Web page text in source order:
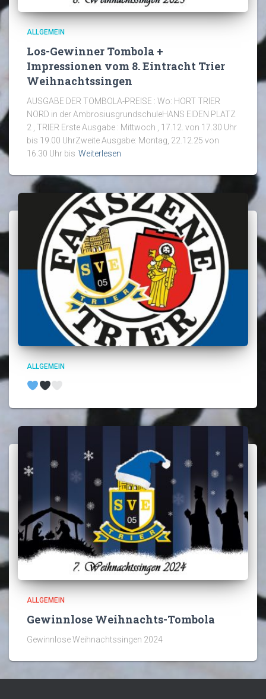
ALLGEMEIN
Los-Gewinner Tombola +
Impressionen vom 8. Eintracht Trier
Weihnachtssingen
AUSGABE DER TOMBOLA-PREISE : Wo: HORT TRIER
NORD in der AmbrosiusgrundschuleHANS EIDEN PLATZ
2 , TRIER Erste Ausgabe : Mittwoch , 17.12. von 17.30 Uhr
bis 19.00 UhrZweite Ausgabe: Montag, 22.12.25 von
16.30 Uhr bis Weiterlesen
ALLGEMEIN
ALLGEMEIN
Gewinnlose Weihnachts-Tombola
Gewinnlose Weihnachtssingen 2024